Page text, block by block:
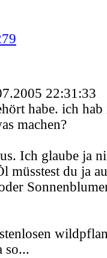
22:31:33
habe. ich
machen?
Ich glaube ja
müsstest du ja
so...